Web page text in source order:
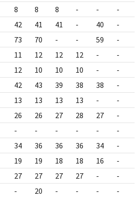
8 8 8 - - -
42 41 41 - 40 -
73 70 - - 59 -
11 12 12 12 - -
12 10 10 10 - -
42 43 39 38 38 -
13 13 13 13 - -
26 26 27 28 27 -
- - - - - -
34 36 36 36 34 -
19 19 18 18 16 -
27 27 27 27 - -
- 20 - - - -